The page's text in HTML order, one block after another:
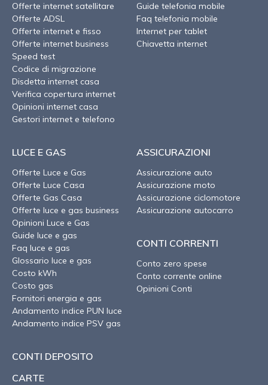
Offerte internet satellitare
Offerte ADSL
Offerte internet e fisso
Offerte internet business
Speed test
Codice di migrazione
Disdetta internet casa
Verifica copertura internet
Opinioni internet casa
Gestori internet e telefono
Guide telefonia mobile
Faq telefonia mobile
Internet per tablet
Chiavetta internet
LUCE E GAS
Offerte Luce e Gas
Offerte Luce Casa
Offerte Gas Casa
Offerte luce e gas business
Opinioni Luce e Gas
Guide luce e gas
Faq luce e gas
Glossario luce e gas
Costo kWh
Costo gas
Fornitori energia e gas
Andamento indice PUN luce
Andamento indice PSV gas
ASSICURAZIONI
Assicurazione auto
Assicurazione moto
Assicurazione ciclomotore
Assicurazione autocarro
CONTI CORRENTI
Conto zero spese
Conto corrente online
Opinioni Conti
CONTI DEPOSITO
CARTE